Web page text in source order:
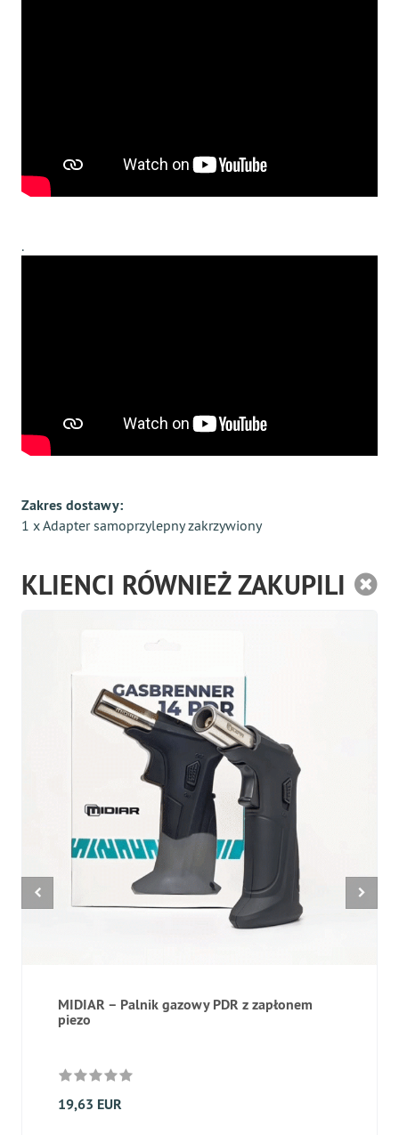
.
Zakres dostawy:
1 x Adapter samoprzylepny zakrzywiony
KLIENCI RÓWNIEŻ ZAKUPILI
MIDIAR – Palnik gazowy PDR z zapłonem
piezo
19,63 EUR